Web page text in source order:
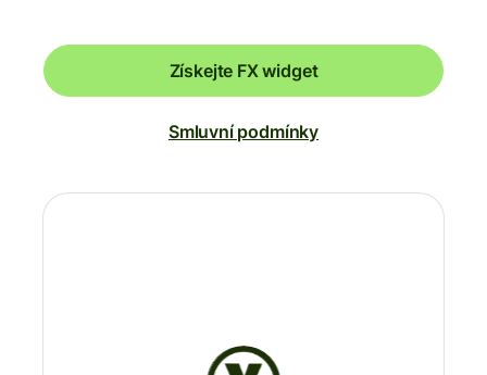
Získejte FX widget
Smluvní podmínky